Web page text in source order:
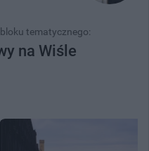
tematycznego:
na Wiśle